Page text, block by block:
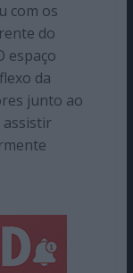
com os
do
espaço
da
junto ao
assistir